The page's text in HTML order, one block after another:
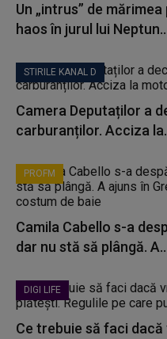
Un „intrus” de
haos în jurul lui
STIRILE KANAL D
Camera Deputaților a
carburanților. Acciza
PROFM
Camila Cabello s-a
dar nu stă să plângă.
DIGI LIFE
Ce trebuie să faci